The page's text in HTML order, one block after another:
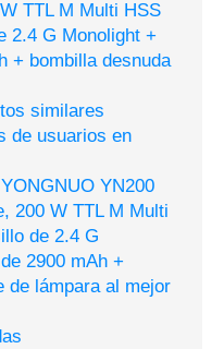
TTL M Multi HSS
2.4 G Monolight +
+ bombilla desnuda
similares
de usuarios en
YN200
200 W TTL M Multi
de 2.4 G
2900 mAh +
de lámpara al mejor